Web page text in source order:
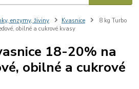
enzymy, živiny Kvasnice
8 kg Turbo
obilné a cukrové kvasy
18-20% na
obilné a cukrové